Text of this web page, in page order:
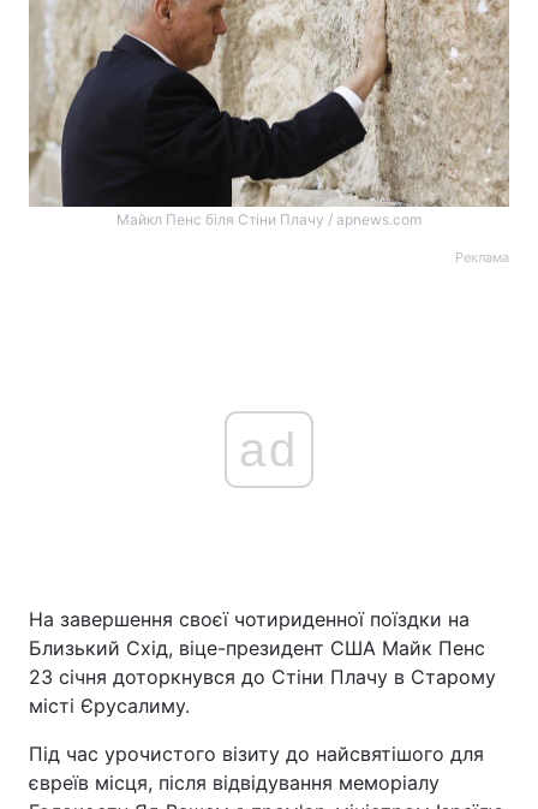
Головна Війна
Майкл Пенс біля Стіни Плачу / apnews.com
Реклама
ad
На завершення своєї чотириденної поїздки на
Близький Схід, віце-президент США Майк Пенс
23 січня доторкнувся до Стіни Плачу в Старому
місті Єрусалиму.
Під час урочистого візиту до найсвятішого для
євреїв місця, після відвідування меморіалу